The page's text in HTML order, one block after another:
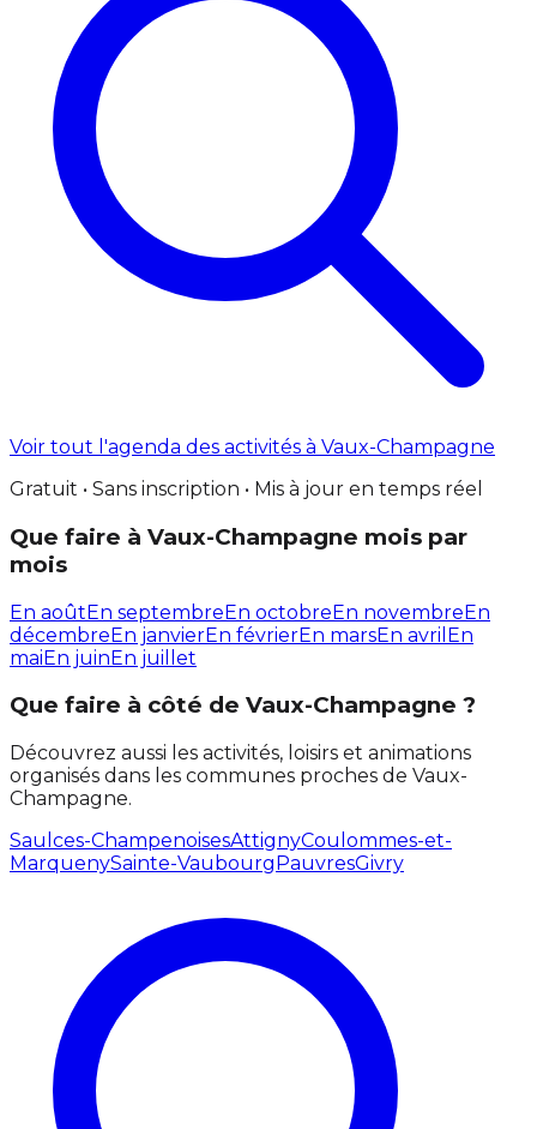
Voir tout l'agenda des activités à Vaux-Champagne
Gratuit • Sans inscription • Mis à jour en temps réel
Que faire à Vaux-Champagne mois par
mois
En aoûtEn septembreEn octobreEn novembreEn
décembreEn janvierEn févrierEn marsEn avril En
maiEn juinEn juillet
Que faire à côté de Vaux-Champagne ?
Découvrez aussi les activités, loisirs et animations
organisés dans les communes proches de Vaux-
Champagne.
Saulces-ChampenoisesAttignyCoulommes-et-
MarquenySainte-VaubourgPauvresGivry